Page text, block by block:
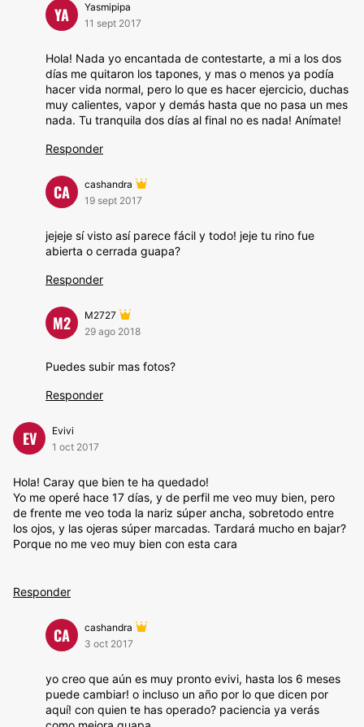
YA
Yasmipipa
11 sept 2017
Hola! Nada yo encantada de contestarte, a mi a los dos
días me quitaron los tapones, y mas o menos ya podía
hacer vida normal, pero lo que es hacer ejercicio, duchas
muy calientes, vapor y demás hasta que no pasa un mes
nada. Tu tranquila dos días al final no es nada! Anímate!
Responder
CA
cashandra
19 sept 2017
jejeje sí visto así parece fácil y todo! jeje tu rino fue
abierta o cerrada guapa?
Responder
M2
M2727
29 ago 2018
Puedes subir mas fotos?
Responder
EV
Evivi
1 oct 2017
Hola! Caray que bien te ha quedado!
Yo me operé hace 17 días, y de perfil me veo muy bien, pero
de frente me veo toda la nariz súper ancha, sobretodo entre
los ojos, y las ojeras súper marcadas. Tardará mucho en bajar?
Porque no me veo muy bien con esta cara
Responder
CA
cashandra
3 oct 2017
yo creo que aún es muy pronto evivi, hasta los 6 meses
puede cambiar! o incluso un año por lo que dicen por
aquí! con quien te has operado? paciencia ya verás